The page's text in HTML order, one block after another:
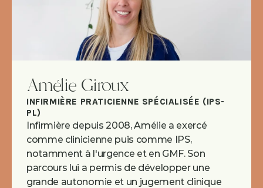
Amélie Giroux
INFIRMIÈRE PRATICIENNE SPÉCIALISÉE (IPS-
PL)
Infirmière depuis 2008, Amélie a exercé
comme clinicienne puis comme IPS,
notamment à l'urgence et en GMF. Son
parcours lui a permis de développer une
grande autonomie et un jugement clinique